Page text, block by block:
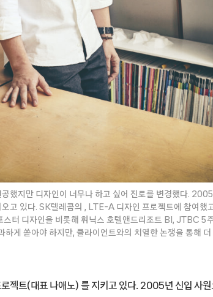
했지만 디자인이 너무나 하고 싶어 진로를 변경했다.
고 있다. SK텔레콤의 , LTE-A 디자인 프로젝트에 참여했
스터 디자인을 비롯해 휘닉스 호텔앤드리조트 BI, JTBC 5
하게 쏟아야 하지만, 클라이언트와의 치열한 논쟁을 통해
젝트(대표 나애노) 를 지키고 있다. 2005년 신입 사원